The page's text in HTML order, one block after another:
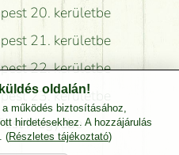
20. kerületbe
21. kerületbe
22. kerületbe
23. kerületbe
Megyébe
oldalán!
működés biztosításához,
hirdetésekhez. A hozzájárulás
(Részletes tájékoztató)